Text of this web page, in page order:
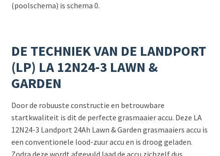
(poolschema) is schema 0.
DE TECHNIEK VAN DE LANDPORT
(LP) LA 12N24-3 LAWN &
GARDEN
Door de robuuste constructie en betrouwbare
startkwaliteit is dit de perfecte grasmaaier accu. Deze LA
12N24-3 Landport 24Ah Lawn & Garden grasmaaiers accu is
een conventionele lood-zuur accu en is droog geladen.
Zodra deze wordt afgevuld laad de accu zichzelf dus